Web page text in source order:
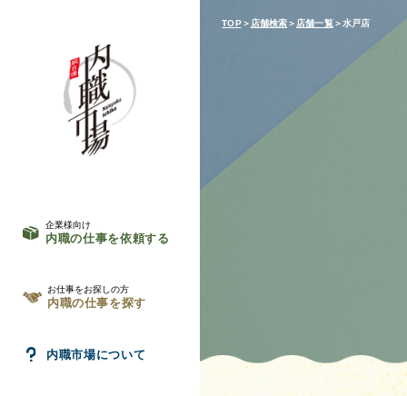
企業様向け
内職の仕事を依頼する
お仕事をお探しの方
内職の仕事を探す
内職市場について
TOP＞ 店舗検索＞ 店舗一覧＞水戸店